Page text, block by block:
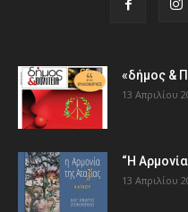
«δήμος &
13 Απριλίου
“Η
13 Απριλίου